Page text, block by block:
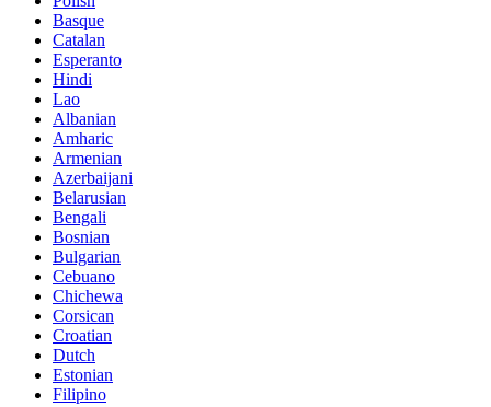
Basque
Catalan
Esperanto
Hindi
Lao
Albanian
Amharic
Armenian
Azerbaijani
Belarusian
Bengali
Bosnian
Bulgarian
Cebuano
Chichewa
Corsican
Croatian
Dutch
Estonian
Filipino